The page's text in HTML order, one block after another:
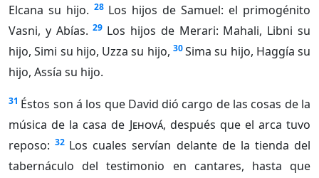
Elcana su hijo. 28 Los hijos de Samuel: el primogénito
Vasni, y Abías. 29 Los hijos de Merari: Mahali, Libni su
hijo, Simi su hijo, Uzza su hijo, 30Sima su hijo, Haggía su
hijo, Assía su hijo.
31 Éstos son á los que David dió cargo de las cosas de la
música de la casa de Jehová, después que el arca tuvo
reposo: 32 Los cuales servían delante de la tienda del
tabernáculo del testimonio en cantares, hasta que